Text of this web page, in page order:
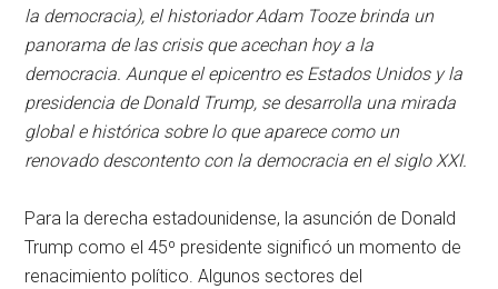
la democracia), el historiador Adam Tooze brinda un
panorama de las crisis que acechan hoy a la
democracia. Aunque el epicentro es Estados Unidos y la
presidencia de Donald Trump, se desarrolla una mirada
global e histórica sobre lo que aparece como un
renovado descontento con la democracia en el siglo XXI.
Para la derecha estadounidense, la asunción de Donald
Trump como el 45º presidente significó un momento de
renacimiento político. Algunos sectores del